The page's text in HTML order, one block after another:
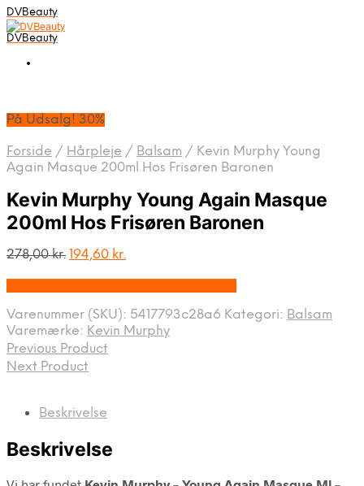
DVBeauty
DVBeauty
På Udsalg! 30%
Forside / Hårpleje / Balsam / Kevin Murphy Young
Again Masque 200ml Hos Frisøren Baronen
Kevin Murphy Young Again Masque
200ml Hos Frisøren Baronen
278,00kr. Den
278,00 kr..
194,60 kr.Den
194,60 kr..
Varenummer (SKU): 5417793c28a6 Kategori: Balsam
Varemærke: Kevin Murphy
Previous Product
Next Product
Beskrivelse
Beskrivelse